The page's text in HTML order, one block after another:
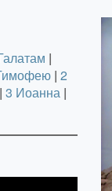
|
| 2
| 3 Иоанна |